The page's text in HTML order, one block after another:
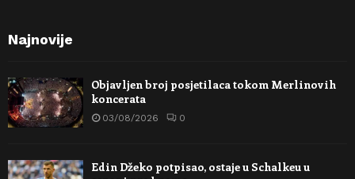
Najnovije
Objavljen broj posjetilaca tokom Merlinovih
koncerata
03/08/2026 0
Edin Džeko potpisao, ostaje u Schalkeu u